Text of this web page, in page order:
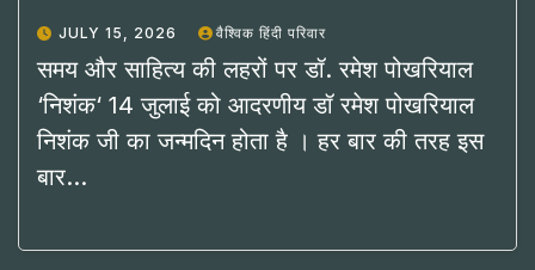
JULY 15, 2026 वैश्विक हिंदी परिवार
समय और साहित्य की लहरों पर डॉ. रमेश पोखरियाल
‘निशंक‘ 14 जुलाई को आदरणीय डॉ रमेश पोखरियाल
निशंक जी का जन्मदिन होता है । हर बार की तरह इस
बार…